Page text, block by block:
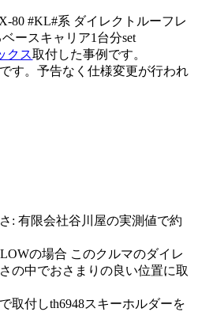
80 #KL#系 ダイレクトルーフレ
ースキャリア1台分set
クス取付した事例です。
す。予告なく仕様変更が行われ
: 有限会社谷川屋の実測値で約
の場合 このクルマのダイレ
の中でおさまりの良い位置に取
取付しth6948スキーホルダーを